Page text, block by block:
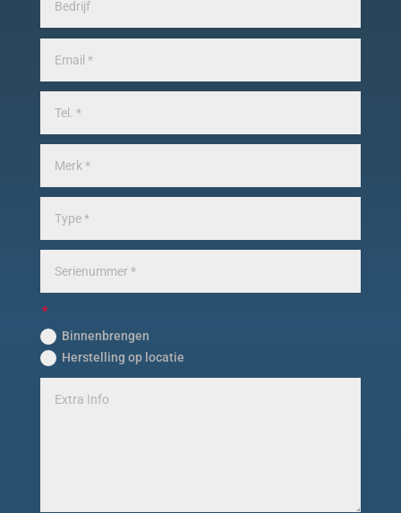
Binnenbrengen
Herstelling op locatie